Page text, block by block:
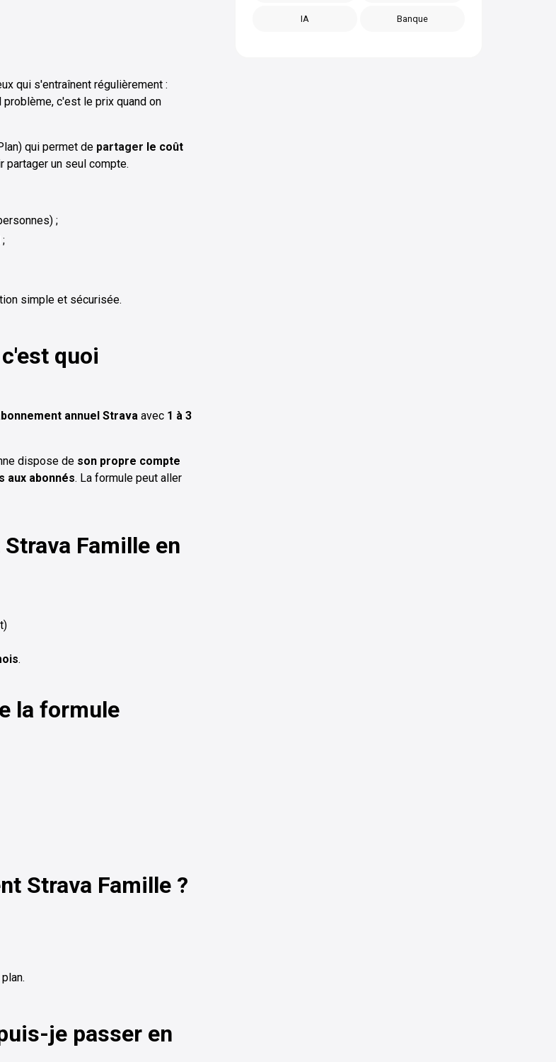
qui s'entraînent régulièrement :
c'est le prix quand on
qui permet de partager le coût
partager un seul compte.
;
simple et sécurisée.
quoi
annuel Strava avec 1 à 3
dispose de son propre compte
aux abonnés. La formule peut aller
Famille en
.
la formule
Strava Famille ?
je passer en
IA Banque